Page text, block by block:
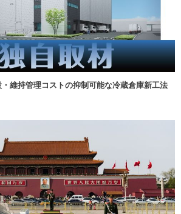
・維持管理コストの抑制可能な冷蔵倉庫新工法